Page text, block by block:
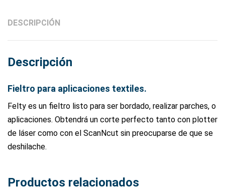
DESCRIPCIÓN
Descripción
Fieltro para aplicaciones textiles.
Felty es un fieltro listo para ser bordado, realizar parches, o
aplicaciones. Obtendrá un corte perfecto tanto con plotter
de láser como con el ScanNcut sin preocuparse de que se
deshilache.
Productos relacionados